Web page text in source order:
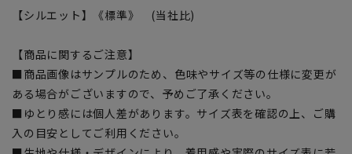
【シルエット】《標準》 (当社比)
【商品に関するご注意】
■商品画像はサンプルのため、色味やサイズ等の仕様に変更が
ある場合がございますので、予めご了承ください。
■ゆとり感には個人差があります。サイズ表を確認の上、ご購
入の目安としてご利用ください。